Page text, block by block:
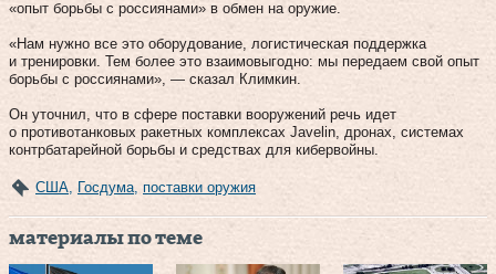
«опыт борьбы с россиянами» в обмен на оружие.
«Нам нужно все это оборудование, логистическая поддержка
и тренировки. Тем более это взаимовыгодно: мы передаем свой опыт
борьбы с россиянами», — сказал Климкин.
Он уточнил, что в сфере поставки вооружений речь идет
о противотанковых ракетных комплексах Javelin, дронах, системах
контрбатарейной борьбы и средствах для кибервойны.
США Госдума поставки оружия
материалы по теме